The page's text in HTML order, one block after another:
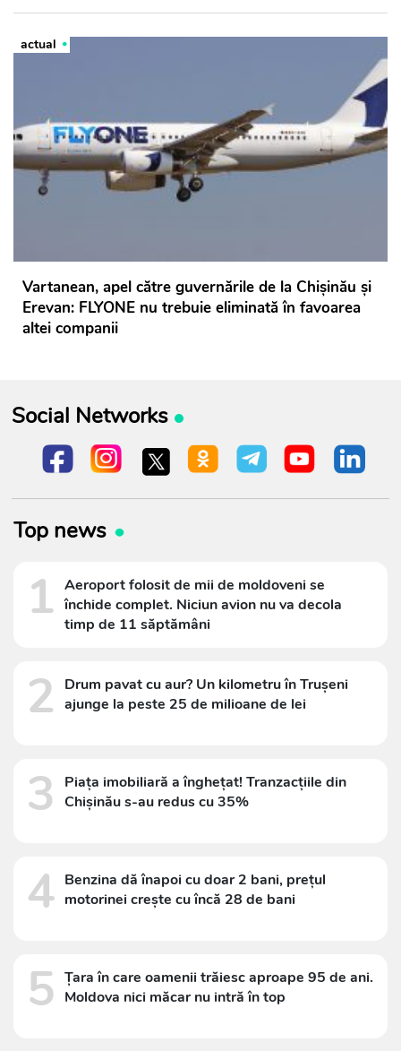
actual
Vartanean, apel către guvernările de la Chișinău și
Erevan: FLYONE nu trebuie eliminată în favoarea
altei companii
Social Networks
Top news
1 Aeroport folosit de mii de moldoveni se
închide complet. Niciun avion nu va decola
timp de 11 săptămâni
2
Drum pavat cu aur? Un kilometru în Trușeni
ajunge la peste 25 de milioane de lei
3
Piața imobiliară a înghețat! Tranzacțiile din
Chișinău s-au redus cu 35%
4 Benzina dă înapoi cu doar 2 bani, prețul
motorinei crește cu încă 28 de bani
5 Țara în care oamenii trăiesc aproape 95 de ani.
Moldova nici măcar nu intră în top